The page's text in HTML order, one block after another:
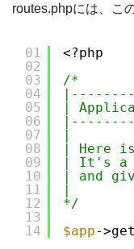
routes.phpには、こ
01
02
03
04
05
06
07
08
09
10
11
12
13
14
<?php
/*
|
|
| Here
| It's a
| and
|
*/
$app-